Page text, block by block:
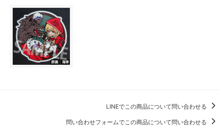
LINEでこの商品について問い合わせる
問い合わせフォームでこの商品について問い合わせる